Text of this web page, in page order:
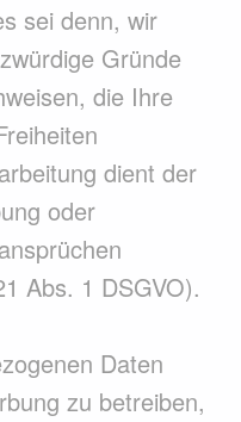
sei denn, wir
Gründe
die Ihre
dient der
oder
Abs. 1 DSGVO).
Daten
zu betreiben,